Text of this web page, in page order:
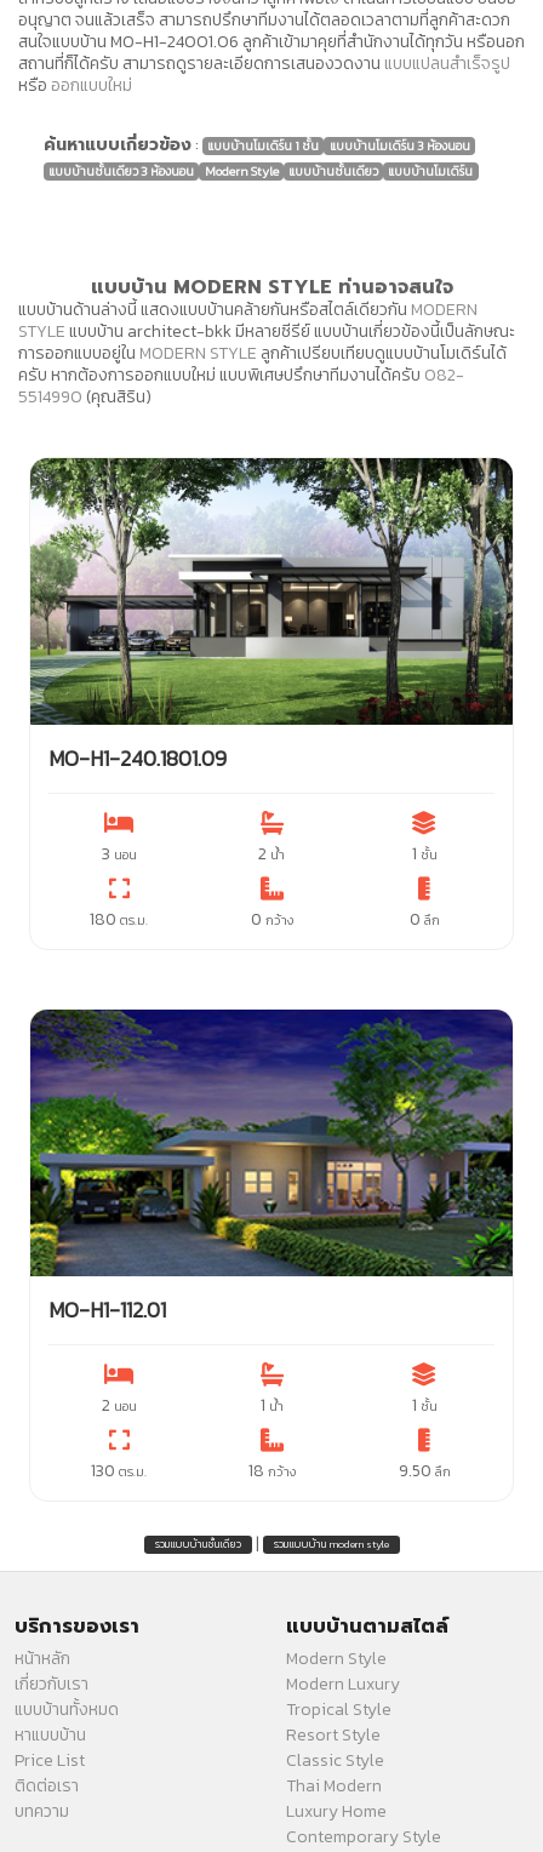
อนุญาต จนแล้วเสร็จ สามารถปรึกษาทีมงานได้ตลอดเวลาตามที่ลูกค้าสะดวก
สนใจแบบบ้าน MO-H1-24001.06 ลูกค้าเข้ามาคุยที่สำนักงานได้ทุกวัน หรือนอก
สถานที่ก็ได้ครับ สามารถดูรายละเอียดการเสนองวดงาน แบบแปลนสำเร็จรูป
หรือ ออกแบบใหม่
ค้นหาแบบเกี่ยวข้อง: แบบบ้านโมเดิร์น 1 ชั้น
แบบบ้านโมเดิร์น 3 ห้องนอน
แบบบ้านชั้นเดียว 3 ห้องนอน
Modern Style แบบบ้านชั้นเดียว แบบบ้านโมเดิร์น
แบบบ้าน MODERN STYLE ท่านอาจสนใจ
แบบบ้านด้านล่างนี้ แสดงแบบบ้านคล้ายกันหรือสไตล์เดียวกัน MODERN
STYLEแบบบ้าน architect-bkk มีหลายซีรีย์ แบบบ้านเกี่ยวข้องนี้เป็นลักษณะ
การออกแบบอยู่ใน MODERN STYLE ลูกค้าเปรียบเทียบดูแบบบ้านโมเดิร์นได้
ครับ หากต้องการออกแบบใหม่ แบบพิเศษปรึกษาทีมงานได้ครับ 082-
5514990 (คุณสิริน)
MO-H1-240.1801.09
3 นอน 2 น้ำ 1 ชั้น
180 ตร.ม. 0 กว้าง 0 ลึก
MO-H1-112.01
2 นอน 1 น้ำ 1 ชั้น
130 ตร.ม. 18 กว้าง 9.50 ลึก
รวมแบบบ้านชั้นเดียว | รวมแบบบ้าน modern style
บริการของเรา
หน้าหลัก
เกี่ยวกับเรา
แบบบ้านทั้งหมด
หาแบบบ้าน
Price List
ติดต่อเรา
บทความ
แบบบ้านตามสไตล์
Modern Style
Modern Luxury
Tropical Style
Resort Style
Classic Style
Thai Modern
Luxury Home
Contemporary Style